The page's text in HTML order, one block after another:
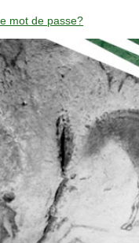
mot de passe?